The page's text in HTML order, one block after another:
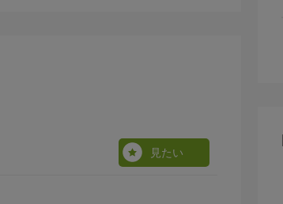
見たい